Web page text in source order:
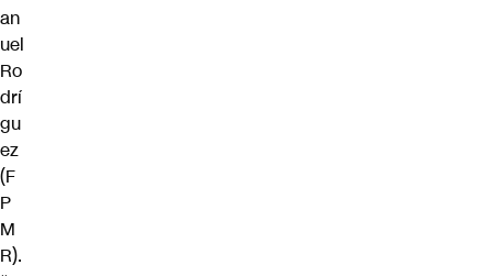
an
uel
Ro
drí
gu
ez
(F
P
M
R).